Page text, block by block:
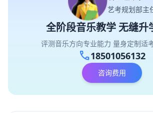
艺考规划部主
全阶段音乐教学 无缝升
评测音乐方向专业能力 量身定制适
call18501056132
咨询费用